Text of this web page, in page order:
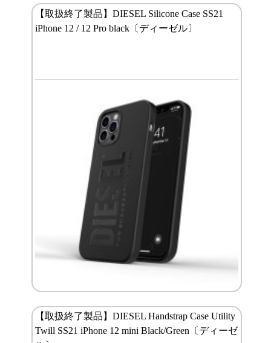
【取扱終了製品】DIESEL Silicone Case SS21
iPhone 12 / 12 Pro black〔ディーゼル〕
【取扱終了製品】DIESEL Handstrap Case Utility
Twill SS21 iPhone 12 mini Black/Green〔ディーゼ